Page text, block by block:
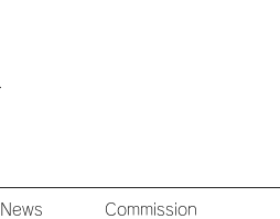
News Commission